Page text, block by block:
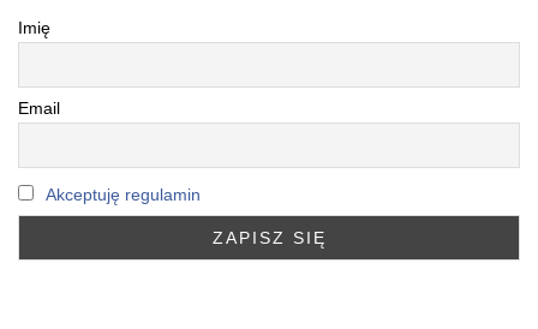
Imię
Email
Akceptuję regulamin